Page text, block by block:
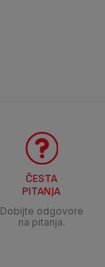
ČESTA
PITANJA
Dobijte odgovore
na pitanja.